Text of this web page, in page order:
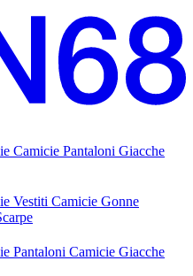
Camicie Pantaloni Giacche
Vestiti Camicie Gonne
Pantaloni Camicie Giacche